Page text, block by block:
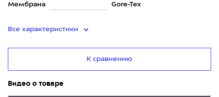
Мембрана Gore-Tex
Все характеристики
К сравнению
Видео о товаре